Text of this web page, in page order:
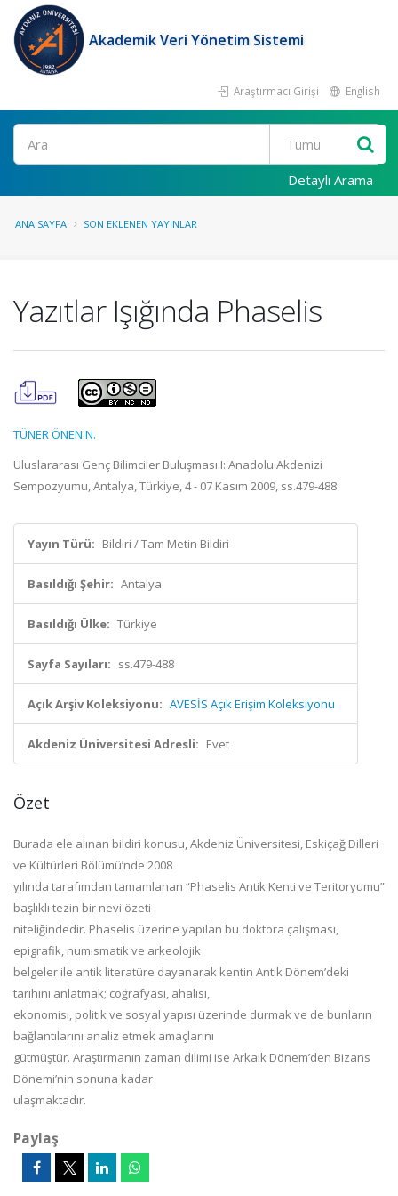
Akademik Veri Yönetim Sistemi
Araştırmacı Girişi English
Ara
Detaylı Arama
ANA SAYFA SON EKLENEN YAYINLAR
Yazıtlar Işığında Phaselis
TÜNER ÖNEN N.
Uluslararası Genç Bilimciler Buluşması I: Anadolu Akdenizi
Sempozyumu, Antalya, Türkiye, 4 - 07 Kasım 2009, ss.479-488
Yayın Türü: Bildiri / Tam Metin Bildiri
Basıldığı Şehir: Antalya
Basıldığı Ülke: Türkiye
Sayfa Sayıları: ss.479-488
Açık Arşiv Koleksiyonu: AVESİS Açık Erişim Koleksiyonu
Akdeniz Üniversitesi Adresli: Evet
Özet
Burada ele alınan bildiri konusu, Akdeniz Üniversitesi, Eskiçağ Dilleri
ve Kültürleri Bölümü’nde 2008
yılında tarafımdan tamamlanan “Phaselis Antik Kenti ve Teritoryumu”
başlıklı tezin bir nevi özeti
niteliğindedir. Phaselis üzerine yapılan bu doktora çalışması,
epigrafik, numismatik ve arkeolojik
belgeler ile antik literatüre dayanarak kentin Antik Dönem’deki
tarihini anlatmak; coğrafyası, ahalisi,
ekonomisi, politik ve sosyal yapısı üzerinde durmak ve de bunların
bağlantılarını analiz etmek amaçlarını
gütmüştür. Araştırmanın zaman dilimi ise Arkaik Dönem’den Bizans
Dönemi’nin sonuna kadar
ulaşmaktadır.
Paylaş